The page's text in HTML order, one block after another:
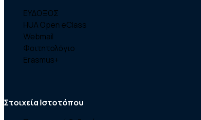
ΕΥΔΟΞΟΣ
HUA Open eClass
Webmail
Φοιτητολόγιο
Erasmus+
Στοιχεία Ιστοτόπου